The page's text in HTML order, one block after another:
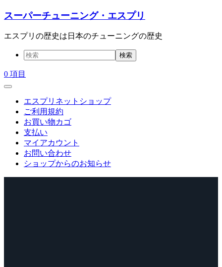
コ
テ
ス
キ
スーパーチューニング・エスプリ
エスプリの歴史は日本のチューニングの歴史
0 項目
エスプリネットショップ
ご利用規約
お買い物カゴ
支払い
マイアカウント
お問い合わせ
ショップからのお知らせ